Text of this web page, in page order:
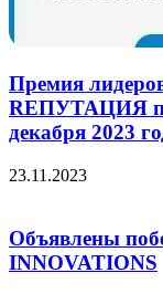
Премия
RЕПУТАЦИЯ
декабря 2023
23.11.2023
Объявлены
INNOVATIONS